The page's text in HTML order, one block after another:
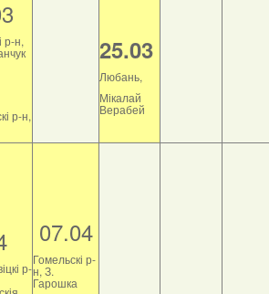
р-н,
р-н,
25.03
Любань,
Мікалай
Верабей
р-
07.04
Гомельскі р-
н, З.
Гарошка